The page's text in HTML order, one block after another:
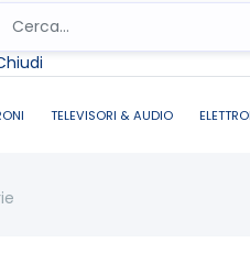
TELEVISORI & AUDIO